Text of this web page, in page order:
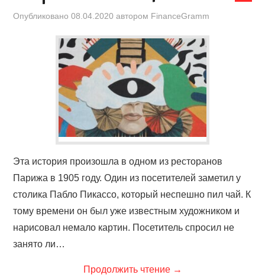
ФИЛЬМЫ ПРО ФИНАНСЫ
Опубликовано08.04.2020 автором FinanceGramm
Эта история произошла в одном из ресторанов
Парижа в 1905 году. Один из посетителей заметил у
столика Пабло Пикассо, который неспешно пил чай. К
тому времени он был уже известным художником и
нарисовал немало картин. Посетитель спросил не
занято ли…
Продолжить чтение →